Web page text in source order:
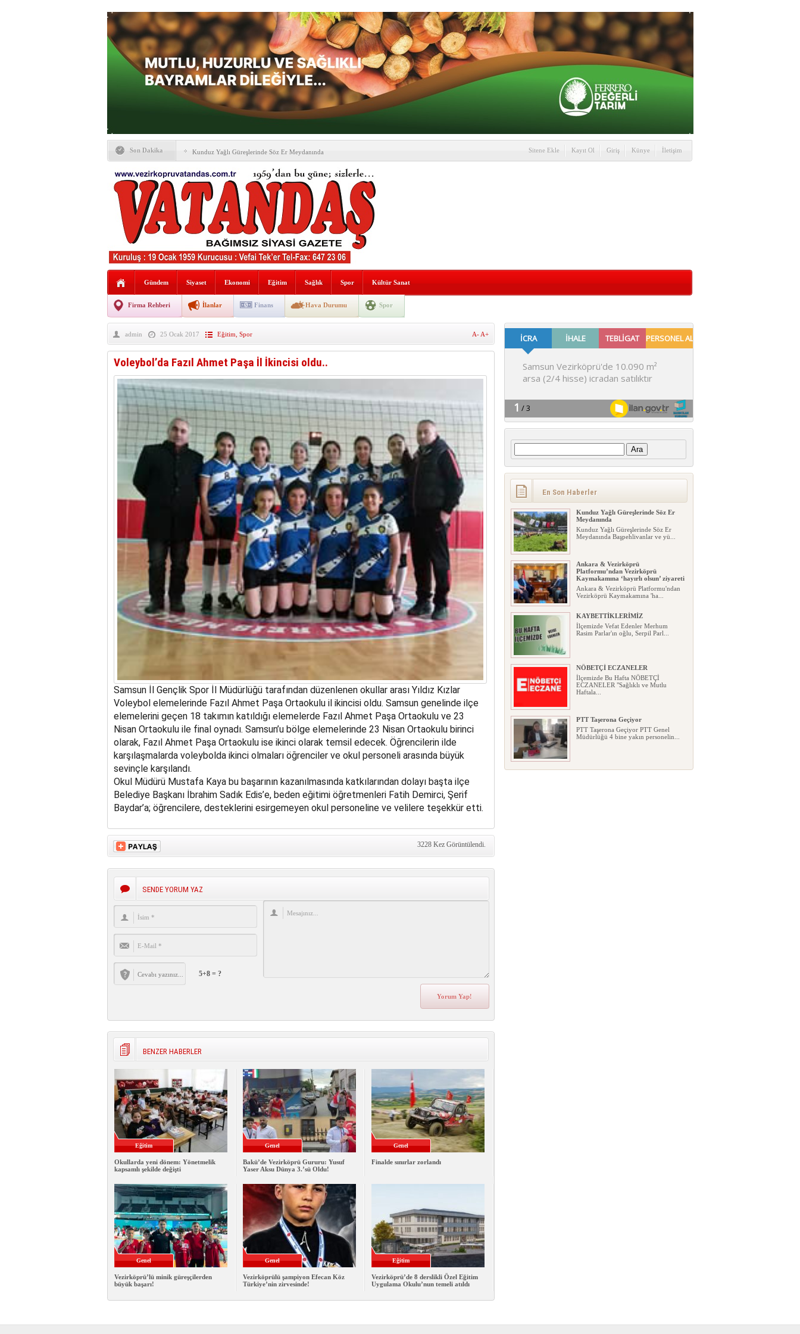
Son Dakika Kunduz Yağlı Güreşlerinde Söz Er Meydanında
Ankara & Vezirköprü Platformu’ndan Vezirköprü
Kaymakamına ‘hayırlı olsun’ ziyareti
KAYBETTİKLERİMİZ
NÖBETÇİ ECZANELER
PTT Taşerona Geçiyor
Erhan Parlar vefat etti
BANA GÖRE
Vezirköprü CHP’de istifa depremi yaşandı!
Sitene Ekle Kayıt Ol Giriş Künye İletişim
Gündem Siyaset Ekonomi Eğitim Sağlık Spor Kültür Sanat
Firma Rehberi İlanlar Finans Hava Durumu Spor
admin 25 Ocak 2017 Eğitim Spor A- A+
Voleybol’da Fazıl Ahmet Paşa İl İkincisi oldu..
Samsun İl Gençlik Spor İl Müdürlüğü tarafından düzenlenen okullar arası Yıldız Kızlar
Voleybol elemelerinde Fazıl Ahmet Paşa Ortaokulu il ikincisi oldu. Samsun genelinde ilçe
elemelerini geçen 18 takımın katıldığı elemelerde Fazıl Ahmet Paşa Ortaokulu ve 23
Nisan Ortaokulu ile final oynadı. Samsun’u bölge elemelerinde 23 Nisan Ortaokulu birinci
olarak, Fazıl Ahmet Paşa Ortaokulu ise ikinci olarak temsil edecek. Öğrencilerin ilde
karşılaşmalarda voleybolda ikinci olmaları öğrenciler ve okul personeli arasında büyük
sevinçle karşılandı.
Okul Müdürü Mustafa Kaya bu başarının kazanılmasında katkılarından dolayı başta ilçe
Belediye Başkanı İbrahim Sadık Edis’e, beden eğitimi öğretmenleri Fatih Demirci, Şerif
Baydar’a; öğrencilere, desteklerini esirgemeyen okul personeline ve velilere teşekkür etti.
3228 Kez Görüntülendi.
SENDE YORUM YAZ
5+8 = ?
BENZER HABERLER
Eğitim
Okullarda yeni dönem: Yönetmelik
kapsamlı şekilde değişti
Genel
Bakü’de Vezirköprü Gururu: Yusuf
Yaser Aksu Dünya 3.’sü Oldu!
Genel
Finalde sınırlar zorlandı
Genel
Vezirköprü’lü minik güreşçilerden
büyük başarı!
Genel
Vezirköprülü şampiyon Efecan Köz
Türkiye’nin zirvesinde!
Eğitim
Vezirköprü’de 8 derslikli Özel Eğitim
Uygulama Okulu’nun temeli atıldı
Arama:
En Son Haberler
Kunduz Yağlı Güreşlerinde Söz Er
Meydanında
Kunduz Yağlı Güreşlerinde Söz Er
Meydanında Başpehlivanlar ve yü...
Ankara & Vezirköprü
Platformu’ndan Vezirköprü
Kaymakamına ‘hayırlı olsun’ ziyareti
Ankara & Vezirköprü Platformu'ndan
Vezirköprü Kaymakamına 'ha...
KAYBETTİKLERİMİZ
İlçemizde Vefat Edenler Merhum
Rasim Parlar'ın oğlu, Serpil Parl...
NÖBETÇİ ECZANELER
İlçemizde Bu Hafta NÖBETÇİ
ECZANELER "Sağlıklı ve Mutlu
Haftala...
PTT Taşerona Geçiyor
PTT Taşerona Geçiyor PTT Genel
Müdürlüğü 4 bine yakın personelin...
Erhan Parlar vefat etti